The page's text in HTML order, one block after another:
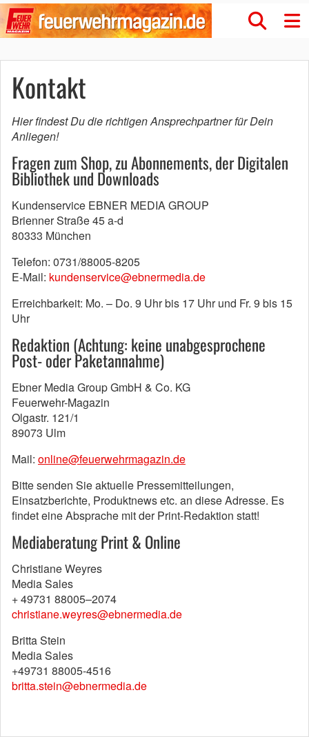
Kontakt
Hier findest Du die richtigen Ansprechpartner für Dein
Anliegen!
Fragen zum Shop, zu Abonnements, der Digitalen
Bibliothek und Downloads
Kundenservice EBNER MEDIA GROUP
Brienner Straße 45 a-d
80333 München
Telefon: 0731/88005-8205
E-Mail: kundenservice@ebnermedia.de
Erreichbarkeit: Mo. – Do. 9 Uhr bis 17 Uhr und Fr. 9 bis 15
Uhr
Redaktion (Achtung: keine unabgesprochene
Post- oder Paketannahme)
Ebner Media Group GmbH & Co. KG
Feuerwehr-Magazin
Olgastr. 121/1
89073 Ulm
Mail: online@feuerwehrmagazin.de
Bitte senden Sie aktuelle Pressemitteilungen,
Einsatzberichte, Produktnews etc. an diese Adresse. Es
findet eine Absprache mit der Print-Redaktion statt!
Mediaberatung Print & Online
Christiane Weyres
Media Sales
+ 49731 88005–2074
christiane.weyres@ebnermedia.de
Britta Stein
Media Sales
+49731 88005-4516
britta.stein@ebnermedia.de